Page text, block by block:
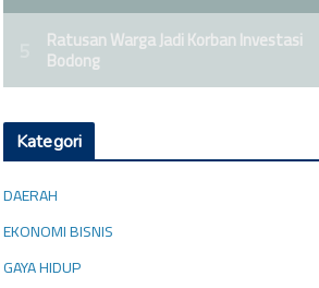
Kategori
DAERAH
EKONOMI BISNIS
GAYA HIDUP